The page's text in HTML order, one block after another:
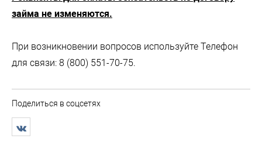
займа не изменяются.
При возникновении вопросов используйте Телефон
для связи: 8 (800) 551-70-75.
Поделиться в соцсетях